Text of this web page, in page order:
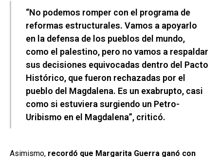
“No podemos romper con el programa de
reformas estructurales. Vamos a apoyarlo
en la defensa de los pueblos del mundo,
como el palestino, pero no vamos a respaldar
sus decisiones equivocadas dentro del Pacto
Histórico, que fueron rechazadas por el
pueblo del Magdalena. Es un exabrupto, casi
como si estuviera surgiendo un Petro-
Uribismo en el Magdalena”, criticó.
Asimismo, recordó que Margarita Guerra ganó con